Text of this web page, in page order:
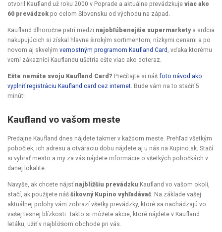
otvoril Kaufland už roku 2000 v Poprade a aktuálne prevádzkuje viac ako
60 prevádzok po celom Slovensku od východu na západ.
Kaufland dlhoročne patrí medzi najobľúbenejšie supermarketya srdcia
nakupujúcich si získal hlavne širokým sortimentom, nízkymi cenami a po
novom aj skvelým vernostným programom Kaufland Card , vďaka ktorému
verní zákazníci Kauflandu ušetria ešte viac ako doteraz.
Ešte nemáte svoju Kaufland Card? Prečítajte si náš foto návod ako
vyplniť registráciu Kaufland card cez internet. Bude vám na to stačiť 5
minút!
Kaufland vo vašom meste
Predajne Kaufland dnes nájdete takmer v každom meste. Prehľad všetkým
pobočiek, ich adresu a otváraciu dobu nájdete aj u nás na Kupino.sk. Stačí
si vybrať mesto a my za vás nájdete informácie o všetkých pobočkách v
danej lokalite.
Navyše, ak chcete nájsť najbližšiu prevádzku Kaufland vo vašom okolí,
stačí, ak použijete náš šikovný Kupino vyhľadávač. Na základe vašej
aktuálnej polohy vám zobrazí všetky prevádzky, ktoré sa nachádzajú vo
vašej tesnej blízkosti. Takto si môžete akcie, ktoré nájdete v Kaufland
letáku, užiť v najbližšom obchode pri vás.